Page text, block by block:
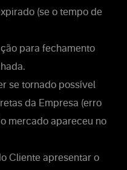
(se o tempo de
para fechamento
se tornado possível
da Empresa (erro
mercado apareceu no
Cliente apresentar o